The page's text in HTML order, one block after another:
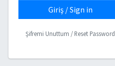
Giriş / Sign in
Şifremi Unuttum / Reset Password